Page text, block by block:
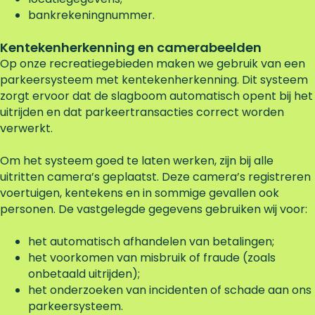
bankrekeningnummer.
Kentekenherkenning en camerabeelden
Op onze recreatiegebieden maken we gebruik van een
parkeersysteem met kentekenherkenning. Dit systeem
zorgt ervoor dat de slagboom automatisch opent bij het
uitrijden en dat parkeertransacties correct worden
verwerkt.
Om het systeem goed te laten werken, zijn bij alle
uitritten camera’s geplaatst. Deze camera’s registreren
voertuigen, kentekens en in sommige gevallen ook
personen. De vastgelegde gegevens gebruiken wij voor:
het automatisch afhandelen van betalingen;
het voorkomen van misbruik of fraude (zoals
onbetaald uitrijden);
het onderzoeken van incidenten of schade aan ons
parkeersysteem.